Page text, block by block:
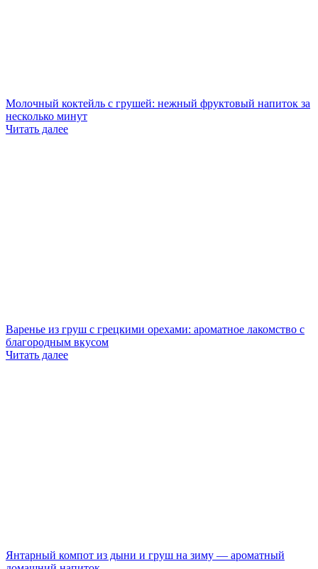
Молочный коктейль с грушей: нежный фруктовый напиток за
несколько минут
Читать далее
Варенье из груш с грецкими орехами: ароматное лакомство с
благородным вкусом
Читать далее
Янтарный компот из дыни и груш на зиму — ароматный